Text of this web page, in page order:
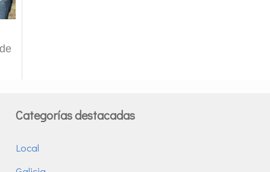
Categorías destacadas
Local